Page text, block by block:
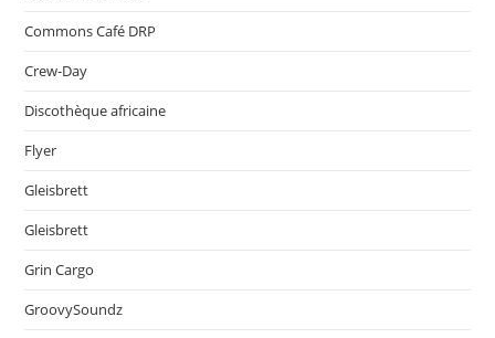
Commons Café DRP
Crew-Day
Discothèque africaine
Flyer
Gleisbrett
Gleisbrett
Grin Cargo
GroovySoundz